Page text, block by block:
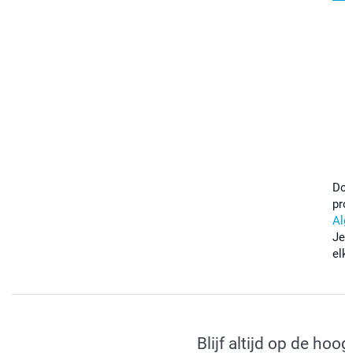
Blijf altijd op de